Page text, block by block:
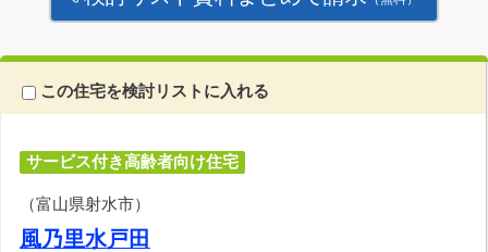
この住宅を検討リストに入れる
サービス付き高齢者向け住宅
（富山県射水市）
風乃里水戸田